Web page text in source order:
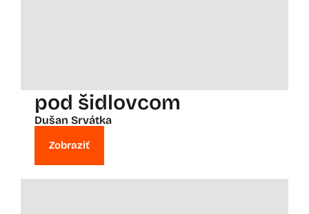
pod šidlovcom
Dušan Srvátka
Zobraziť